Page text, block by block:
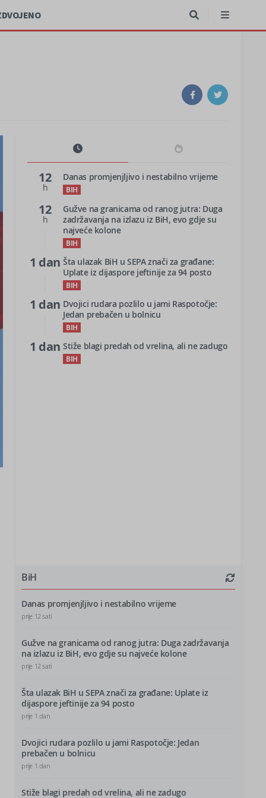
12
h
Danas promjenjljivo i nestabilno vrijeme
BIH
12
h
Gužve na granicama od ranog jutra: Duga
zadržavanja na izlazu iz BiH, evo gdje su
najveće kolone
BIH
1 dan Šta ulazak BiH u SEPA znači za građane:
Uplate iz dijaspore jeftinije za 94 posto
BIH
1 dan Dvojici rudara pozlilo u jami Raspotočje:
Jedan prebačen u bolnicu
BIH
1 dan Stiže blagi predah od vrelina, ali ne zadugo
BIH
BiH
Danas promjenjljivo i nestabilno vrijeme
prije 12 sati
Gužve na granicama od ranog jutra: Duga zadržavanja
na izlazu iz BiH, evo gdje su najveće kolone
prije 12 sati
Šta ulazak BiH u SEPA znači za građane: Uplate iz
dijaspore jeftinije za 94 posto
prije 1 dan
Dvojici rudara pozlilo u jami Raspotočje: Jedan
prebačen u bolnicu
prije 1 dan
Stiže blagi predah od vrelina, ali ne zadugo